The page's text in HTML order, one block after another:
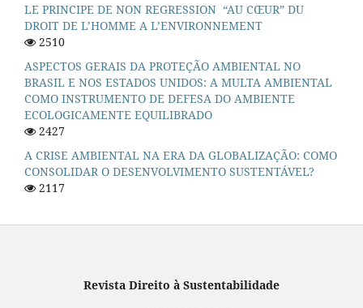
LE PRINCIPE DE NON REGRESSION “AU CŒUR” DU
DROIT DE L’HOMME A L’ENVIRONNEMENT
2510
ASPECTOS GERAIS DA PROTEÇÃO AMBIENTAL NO
BRASIL E NOS ESTADOS UNIDOS: A MULTA AMBIENTAL
COMO INSTRUMENTO DE DEFESA DO AMBIENTE
ECOLOGICAMENTE EQUILIBRADO
2427
A CRISE AMBIENTAL NA ERA DA GLOBALIZAÇÃO: COMO
CONSOLIDAR O DESENVOLVIMENTO SUSTENTÁVEL?
2117
Revista Direito à Sustentabilidade